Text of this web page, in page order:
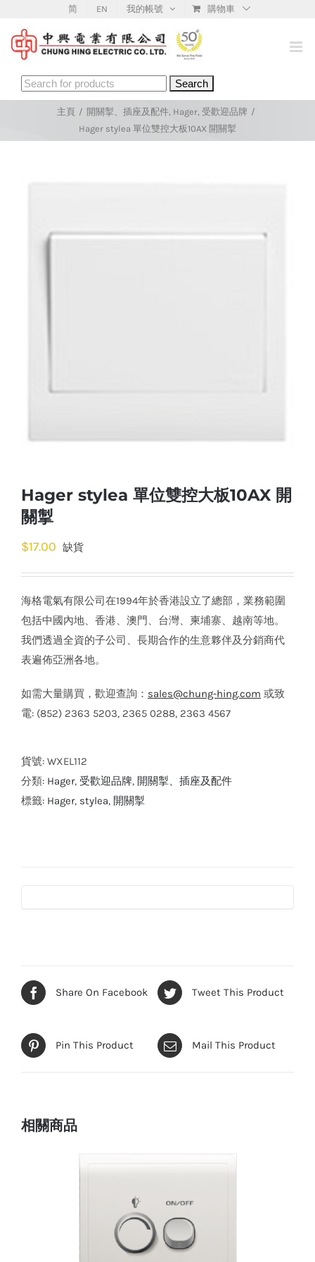
content
简 EN 我的帳號 購物車
Search
for:
主頁 / 開關掣、插座及配件, Hager, 受歡迎品牌 /
Hager stylea 單位雙控大板10AX 開關掣
Hager stylea 單位雙控大板10AX 開
關掣
$17.00 缺貨
海格電氣有限公司在1994年於香港設立了總部，業務範圍
包括中國內地、香港、澳門、台灣、柬埔寨、越南等地。
我們透過全資的子公司、長期合作的生意夥伴及分銷商代
表遍佈亞洲各地。
如需大量購買，歡迎查詢： sales@chung-hing.com 或致
電: (852) 2363 5203, 2365 0288, 2363 4567
貨號: WXEL112
分類: Hager, 受歡迎品牌, 開關掣、插座及配件
標籤: Hager, stylea, 開關掣
Share On Facebook Tweet This Product
Pin This Product Mail This Product
相關商品